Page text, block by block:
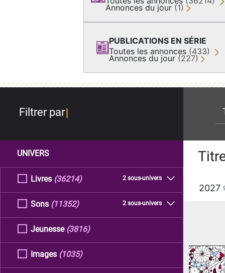
Annonces du jour (1)
PUBLICATIONS EN SÉRIE
Toutes les annonces (433)
Annonces du jour (227)
Filtrer par
UNIVERS
Livres 2 sous-univers
(36214)
Sons 2 sous-univers
(11352)
Jeunesse (3816)
Images (1035)
2027